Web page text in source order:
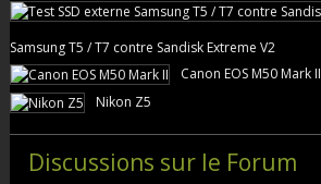
Samsung T5 / T7 contre Sandisk Extreme V2
Canon EOS M50 Mark II
Nikon Z5
Discussions sur le Forum